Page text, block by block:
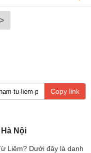
Copy link
Nội
Liêm? Dưới đây là danh